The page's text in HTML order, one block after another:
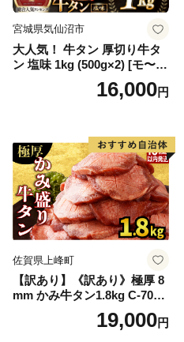
宮城県気仙沼市
大人気！ 牛タン 厚切り牛タ
ン 塩味 1kg (500g×2) [モ〜ラ
ンド 宮城県 気仙沼市 205646
60] 肉 牛肉 精肉 牛たん 牛タ
厚切り タン
16,000円
佐賀県上峰町
【訳あり】《訳あり》極厚 8
mm かみ牛タン1.8kg C-709-
19,000円